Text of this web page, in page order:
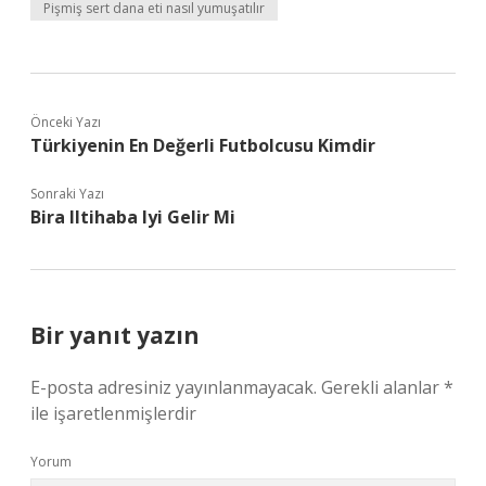
Pişmiş sert dana eti nasıl yumuşatılır
Önceki Yazı
Türkiyenin En Değerli Futbolcusu Kimdir
Sonraki Yazı
Bira Iltihaba Iyi Gelir Mi
Bir yanıt yazın
E-posta adresiniz yayınlanmayacak. Gerekli alanlar*
ile işaretlenmişlerdir
Yorum